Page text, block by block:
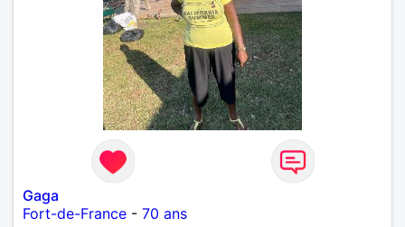
Gaga
Fort-de-France - 70 ans